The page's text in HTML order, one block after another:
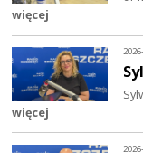
więcej
więcej